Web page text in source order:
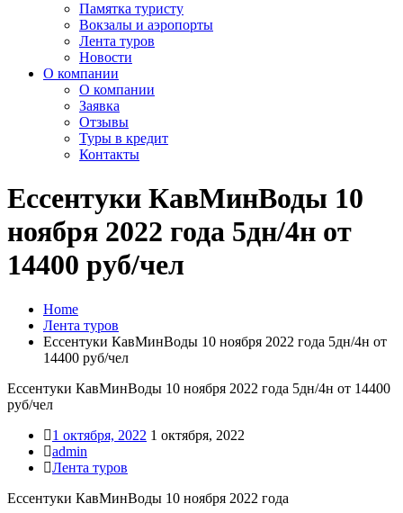
Памятка туристу
Вокзалы и аэропорты
Лента туров
Новости
О компании
О компании
Заявка
Отзывы
Туры в кредит
Контакты
Ессентуки КавМинВоды 10
ноября 2022 года 5дн/4н от
14400 руб/чел
Home
Лента туров
Ессентуки КавМинВоды 10 ноября 2022 года 5дн/4н от
14400 руб/чел
Ессентуки КавМинВоды 10 ноября 2022 года 5дн/4н от 14400
руб/чел
1 октября, 2022 1 октября, 2022
admin
Лента туров
Ессентуки КавМинВоды 10 ноября 2022 года